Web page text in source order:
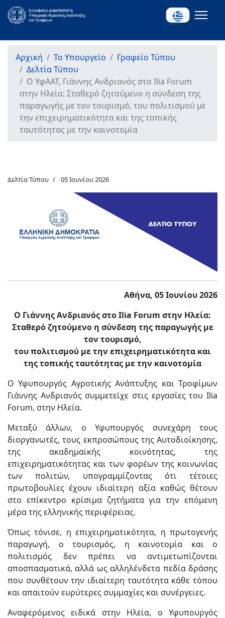
Αρχική Το Υπουργείο
Γραφείο Τύπου
Δελτία Τύπου
Ο ΥφΑΑΤ, Γιάννης Ανδριανός στο Ilia Forum
στην Ηλεία: Σταθερό ζητούμενο η σύνδεση της
παραγωγής με τον τουρισμό, του πολιτισμού με
την επιχειρηματικότητα και της τοπικής
ταυτότητας με την καινοτομία
Δελτία Τύπου 05 Ιουνίου 2026
Αθήνα, 05 Ιουνίου 2026
Ο Γιάννης Ανδριανός στο Ilia Forum στην Ηλεία:
Σταθερό ζητούμενο η σύνδεση της παραγωγής με
τον τουρισμό,
του πολιτισμού με την επιχειρηματικότητα και
της τοπικής ταυτότητας με την καινοτομία
Ο Υφυπουργός Αγροτικής Ανάπτυξης και Τροφίμων
Γιάννης Ανδριανός συμμετείχε στις εργασίες του Ilia
Forum, στην Ηλεία.
Μεταξύ άλλων, ο Υφυπουργός συνεχάρη τους
διοργανωτές, τους εκπροσώπους της Αυτοδιοίκησης,
της ακαδημαϊκής κοινότητας, της
επιχειρηματικότητας και των φορέων της κοινωνίας
των πολιτών, υπογραμμίζοντας ότι τέτοιες
πρωτοβουλίες έχουν ιδιαίτερη αξία καθώς θέτουν
στο επίκεντρο κρίσιμα ζητήματα για την επόμενη
μέρα της ελληνικής περιφέρειας.
Όπως τόνισε, η επιχειρηματικότητα, η πρωτογενής
παραγωγή, ο τουρισμός, η καινοτομία και ο
πολιτισμός δεν πρέπει να αντιμετωπίζονται
αποσπασματικά, αλλά ως αλληλένδετα πεδία δράσης
που συνθέτουν την ιδιαίτερη ταυτότητα κάθε τόπου
και απαιτούν ευρύτερες συμμαχίες και συνέργειες.
Αναφερόμενος ειδικά στην Ηλεία, ο Υφυπουργός